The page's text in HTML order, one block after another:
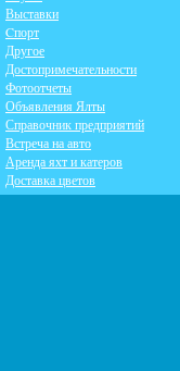
Выставки
Cпорт
Другое
Достопримечательности
Фотоотчеты
Объявления Ялты
Справочник предприятий
Встреча на авто
Аренда яхт и катеров
Доставка цветов